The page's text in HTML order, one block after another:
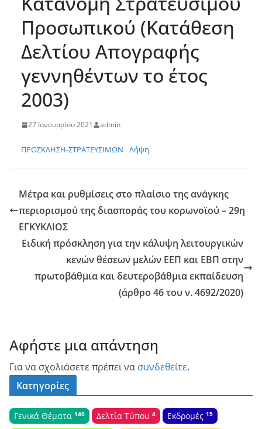
Προσωπικού (Κατάθεση
Δελτίου Απογραφής
γεννηθέντων το έτος
2003)
27 Ιανουαρίου 2021 admin
ΠΡΟΣΚΛΗΣΗ-ΣΤΡΑΤΕΥΣΙΜΩΝ Λήψη
Μέτρα και ρυθμίσεις στο πλαίσιο της ανάγκης
περιορισμού της διασποράς του κορωνοϊού – 29η
ΕΓΚΥΚΛΙΟΣ
Ειδική πρόσκληση για την κάλυψη λειτουργικών
κενών θέσεων μελών ΕΕΠ και ΕΒΠ στην
πρωτοβάθμια και δευτεροβάθμια εκπαίδευση
(άρθρο 46 του ν. 4692/2020)
Αφήστε μια απάντηση
Για να σχολιάσετε πρέπει να συνδεθείτε.
Κατηγορίες
Γενικά Θέματα 140 Δελτία Τύπου 4 Εκδρομές 15